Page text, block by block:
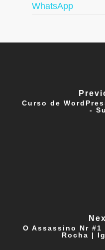
WhatsApp
Curso de
-
O Assassino Nr
Rocha |